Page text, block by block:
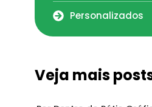
Personalizados
Veja mais